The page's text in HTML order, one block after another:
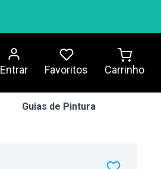
Entrar Favoritos Carrinho
Guias de Pintura